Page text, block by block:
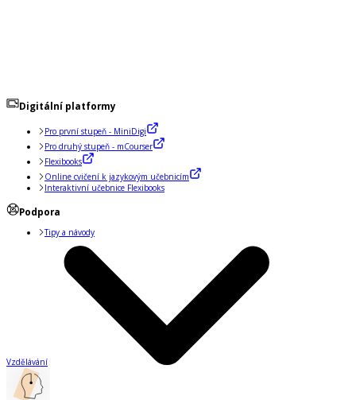
Digitální platformy
Pro první stupeň - MiniDigi
Pro druhý stupeň - mCourser
Flexibooks
Online cvičení k jazykovým učebnicím
Interaktivní učebnice Flexibooks
Podpora
Tipy a návody
Vzdělávání